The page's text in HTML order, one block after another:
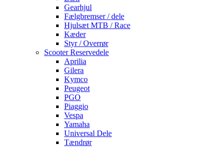
Gearhjul
Fælgbremser / dele
Hjulsæt MTB / Race
Kæder
Styr / Overrør
Scooter Reservedele
Aprilia
Gilera
Kymco
Peugeot
PGO
Piaggio
Vespa
Yamaha
Universal Dele
Tændrør